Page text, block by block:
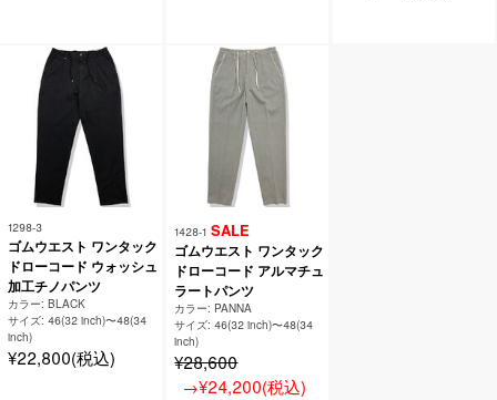
1298-3
ゴムウエスト ワンタック
ドローコード ウォッシュ
加工チノパンツ
カラー: BLACK
サイズ: 46(32 inch)〜48(34
inch)
¥22,800(税込)
1428-1 SALE
ゴムウエスト ワンタック
ドローコード アルマチュ
ラートパンツ
カラー: PANNA
サイズ: 46(32 inch)〜48(34
inch)
¥28,600
→¥24,200(税込)